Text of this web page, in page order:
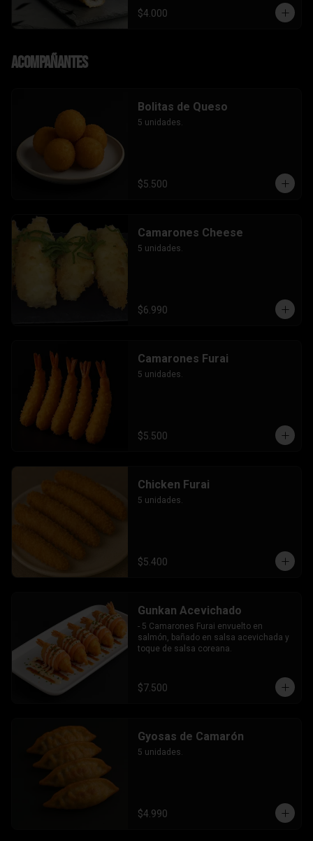
$4.000
Acompañantes
Bolitas de Queso
5 unidades.
$5.500
Camarones Cheese
5 unidades.
$6.990
Camarones Furai
5 unidades.
$5.500
Chicken Furai
5 unidades.
$5.400
Gunkan Acevichado
- 5 Camarones Furai envuelto en
salmón, bañado en salsa acevichada y
toque de salsa coreana.
$7.500
Gyosas de Camarón
5 unidades.
$4.990